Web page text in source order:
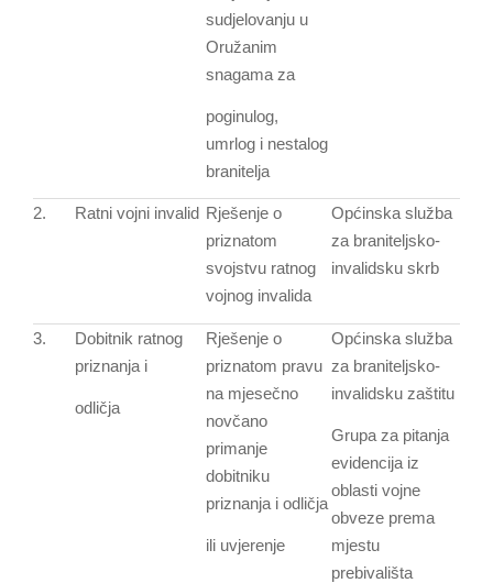
sudjelovanju u
Oružanim
snagama za
poginulog,
umrlog i nestalog
branitelja
2. Ratni vojni invalid Rješenje o
priznatom
svojstvu ratnog
vojnog invalida
Općinska služba
za braniteljsko-
invalidsku skrb
3.
Dobitnik ratnog
priznanja i
odličja
Rješenje o
priznatom pravu
na mjesečno
novčano
primanje
dobitniku
priznanja i odličja
ili uvjerenje
Općinska služba
za braniteljsko-
invalidsku zaštitu
Grupa za pitanja
evidencija iz
oblasti vojne
obveze prema
mjestu
prebivališta